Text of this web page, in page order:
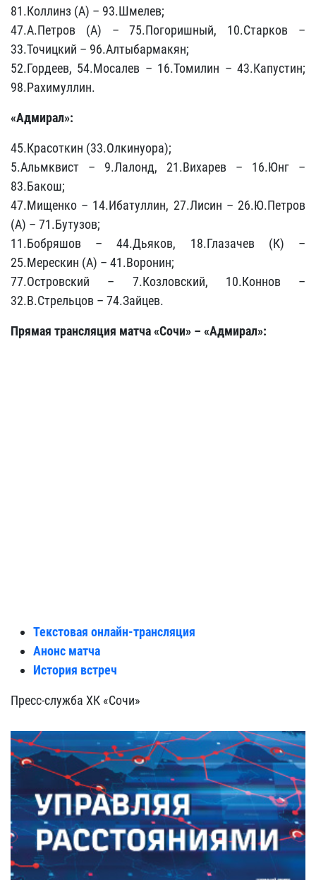
81.Коллинз (А) – 93.Шмелев;
47.А.Петров (А) – 75.Погоришный, 10.Старков –
33.Точицкий – 96.Алтыбармакян;
52.Гордеев, 54.Мосалев – 16.Томилин – 43.Капустин;
98.Рахимуллин.
«Адмирал»:
45.Красоткин (33.Олкинуора);
5.Альмквист – 9.Лалонд, 21.Вихарев – 16.Юнг –
83.Бакош;
47.Мищенко – 14.Ибатуллин, 27.Лисин – 26.Ю.Петров
(А) – 71.Бутузов;
11.Бобряшов – 44.Дьяков, 18.Глазачев (К) –
25.Мерескин (А) – 41.Воронин;
77.Островский – 7.Козловский, 10.Коннов –
32.В.Стрельцов – 74.Зайцев.
Прямая трансляция матча «Сочи» – «Адмирал»:
Текстовая онлайн-трансляция
Анонс матча
История встреч
Пресс-служба ХК «Сочи»